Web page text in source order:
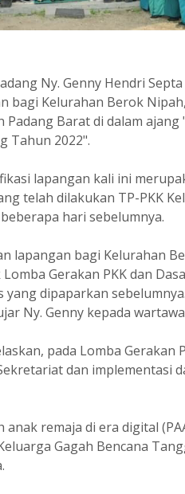
Ny. Genny Hendri
bagi Kelurahan Berok
Barat di dalam ajang
Tahun 2022".
lapangan kali ini
telah dilakukan TP-PKK
hari sebelumnya.
lapangan bagi Kelurahan
Gerakan PKK dan
dipaparkan
Ny. Genny kepada
pada Lomba Gerakan
dan implementasi
remaja di era digital
Gagah Bencana